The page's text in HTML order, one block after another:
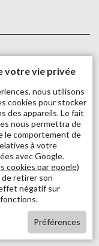
votre vie privée
nous utilisons
cookies pour stocker
des appareils. Le fait
nous permettra de
le comportement de
à votre
avec Google.
cookies par google)
retirer son
négatif sur
Préférences